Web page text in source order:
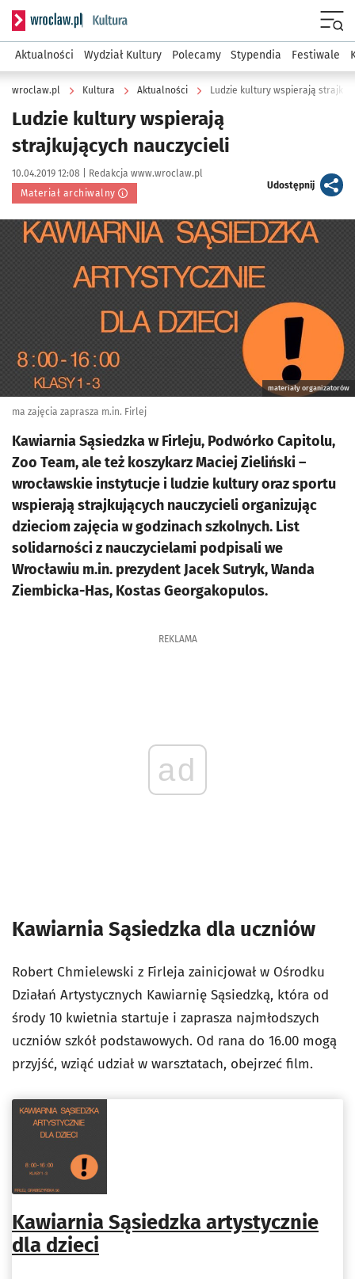
Serwis informacyjny wroclaw.pl podserwis: Kultura
Aktualności Wydział Kultury Polecamy Stypendia Festiwale
wroclaw.pl Kultura Aktualności Ludzie kultury wspierają
Ludzie kultury wspierają
strajkujących nauczycieli
Data publikacji:
10.04.2019 12:08 | Autor:
Redakcja www.wroclaw.pl
Materiał archiwalny
Udostępnijartykuł
Kliknij, aby powiększyć
materiały organizatorów
ma zajęcia zaprasza m.in. Firlej
Kawiarnia Sąsiedzka w Firleju, Podwórko Capitolu,
Zoo Team, ale też koszykarz Maciej Zieliński –
wrocławskie instytucje i ludzie kultury oraz sportu
wspierają strajkujących nauczycieli organizując
dzieciom zajęcia w godzinach szkolnych. List
solidarności z nauczycielami podpisali we
Wrocławiu m.in. prezydent Jacek Sutryk, Wanda
Ziembicka-Has, Kostas Georgakopulos.
REKLAMA
ad
Kawiarnia Sąsiedzka dla uczniów
Robert Chmielewski z Firleja zainicjował w Ośrodku
Działań Artystycznych Kawiarnię Sąsiedzką, która od
środy 10 kwietnia startuje i zaprasza najmłodszych
uczniów szkół podstawowych. Od rana do 16.00 mogą
przyjść, wziąć udział w warsztatach, obejrzeć film.
Kawiarnia Sąsiedzka artystycznie
dla dzieci